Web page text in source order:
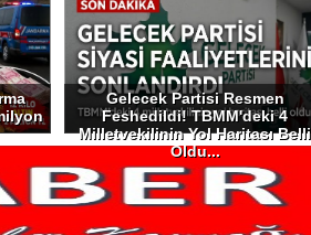
Gelecek Partisi Resmen
Feshedildi! TBMM'deki 4
Milletvekilinin Yol Haritası Belli
Oldu...